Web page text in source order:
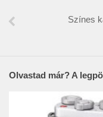
Színes
Olvastad már? A